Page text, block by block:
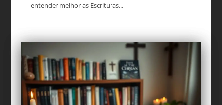
entender melhor as Escrituras...